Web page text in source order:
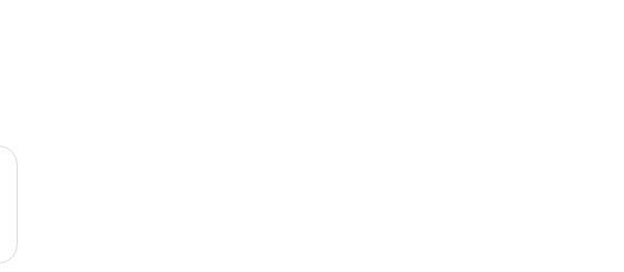
꼭 방문 부탁드립니다. · 15분 이상 지각 시 노쇼 처리 될 수 있습니다. · 예